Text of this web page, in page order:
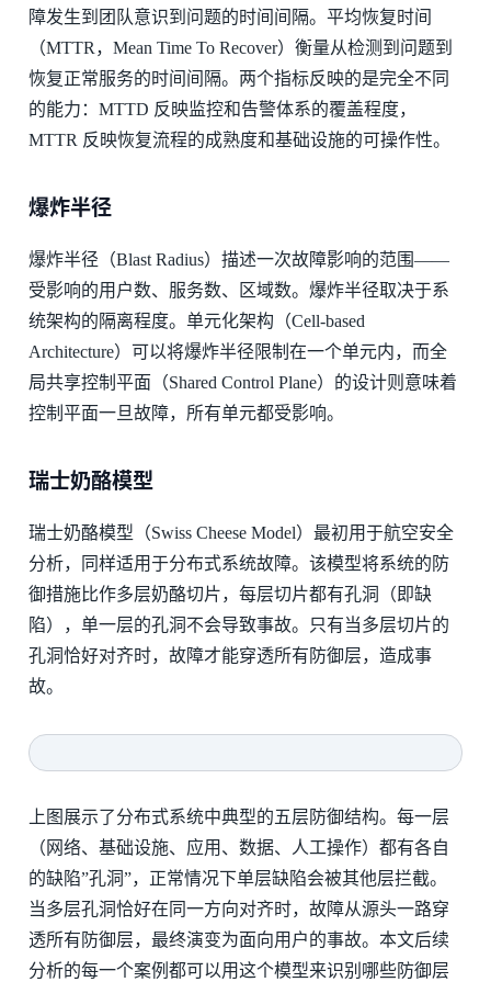
障发生到团队意识到问题的时间间隔。平均恢复时间
（MTTR，Mean Time To Recover）衡量从检测到问题到
恢复正常服务的时间间隔。两个指标反映的是完全不同
的能力：MTTD 反映监控和告警体系的覆盖程度，
MTTR 反映恢复流程的成熟度和基础设施的可操作性。
爆炸半径
爆炸半径（Blast Radius）描述一次故障影响的范围——
受影响的用户数、服务数、区域数。爆炸半径取决于系
统架构的隔离程度。单元化架构（Cell-based
Architecture）可以将爆炸半径限制在一个单元内，而全
局共享控制平面（Shared Control Plane）的设计则意味着
控制平面一旦故障，所有单元都受影响。
瑞士奶酪模型
瑞士奶酪模型（Swiss Cheese Model）最初用于航空安全
分析，同样适用于分布式系统故障。该模型将系统的防
御措施比作多层奶酪切片，每层切片都有孔洞（即缺
陷），单一层的孔洞不会导致事故。只有当多层切片的
孔洞恰好对齐时，故障才能穿透所有防御层，造成事
故。
上图展示了分布式系统中典型的五层防御结构。每一层
（网络、基础设施、应用、数据、人工操作）都有各自
的缺陷”孔洞”，正常情况下单层缺陷会被其他层拦截。
当多层孔洞恰好在同一方向对齐时，故障从源头一路穿
透所有防御层，最终演变为面向用户的事故。本文后续
分析的每一个案例都可以用这个模型来识别哪些防御层